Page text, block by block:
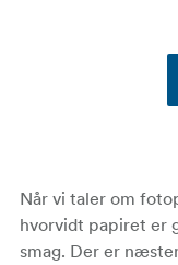
Når vi taler om
hvorvidt papiret er
smag. Der er